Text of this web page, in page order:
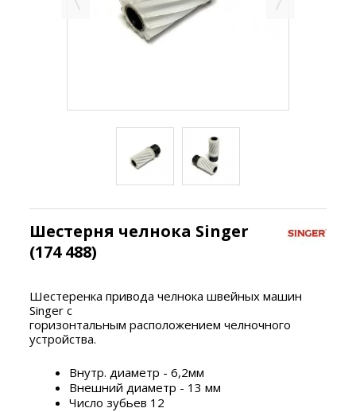
Шестерня челнока Singer
(174 488)
Шестеренка привода челнока швейных машин
Singer с
горизонтальным расположением челночного
устройства.
Внутр. диаметр - 6,2мм
Внешний диаметр - 13 мм
Число зубьев 12